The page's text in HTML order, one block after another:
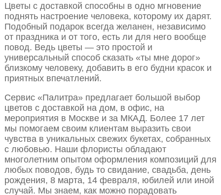
Цветы с доставкой способны в одно мгновение
поднять настроение человека, которому их дарят.
Подобный подарок всегда желанен, независимо
от праздника и от того, есть ли для него вообще
повод. Ведь цветы — это простой и
универсальный способ сказать «ты мне дорог»
близкому человеку, добавить в его будни красок и
приятных впечатлений.
Сервис «Палитра» предлагает большой выбор
цветов с доставкой на дом, в офис, на
мероприятия в Москве и за МКАД. Более 17 лет
мы помогаем своим клиентам выразить свои
чувства в уникальных свежих букетах, собранных
с любовью. Наши флористы обладают
многолетним опытом оформления композиций для
любых поводов, будь то свидание, свадьба, день
рождения, 8 марта, 14 февраля, юбилей или иной
случай. Мы знаем, как можно порадовать